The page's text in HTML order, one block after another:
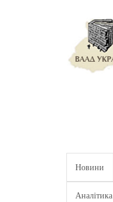
Новини
Аналітика